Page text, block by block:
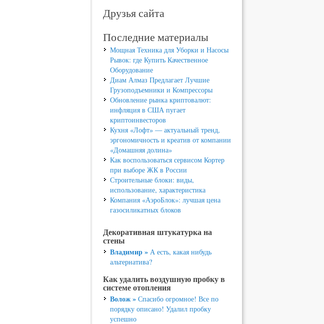
Друзья сайта
Последние материалы
Мощная Техника для Уборки и Насосы
Рывок: где Купить Качественное
Оборудование
Диам Алмаз Предлагает Лучшие
Грузоподъемники и Компрессоры
Обновление рынка криптовалют:
инфляция в США пугает
криптоинвесторов
Кухня «Лофт» — актуальный тренд,
эргономичность и креатив от компании
«Домашняя долина»
Как воспользоваться сервисом Кортер
при выборе ЖК в России
Строительные блоки: виды,
использование, характеристика
Компания «АэроБлок»: лучшая цена
газосиликатных блоков
Декоративная штукатурка на
стены
Владимир »А есть, какая нибудь
альтернатива?
Как удалить воздушную пробку в
системе отопления
Волож »Спасибо огромное! Все по
порядку описано! Удалил пробку
успешно